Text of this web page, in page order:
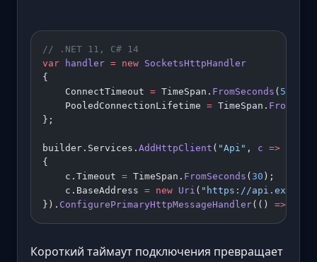
// .NET 11, C# 14
var handler = new SocketsHttpHandler
{
    ConnectTimeout
= TimeSpan. FromSeconds ( 5
    PooledConnectionLifetime
= TimeSpan.
};
builder.Services. AddHttpClient ( "Api" , c =>
{
    c.Timeout
= TimeSpan. FromSeconds (30 );
    c.BaseAddress
= new Uri ( "https://
}). ConfigurePrimaryHttpMessageHandler(() =>
Короткий таймаут подключения превращает